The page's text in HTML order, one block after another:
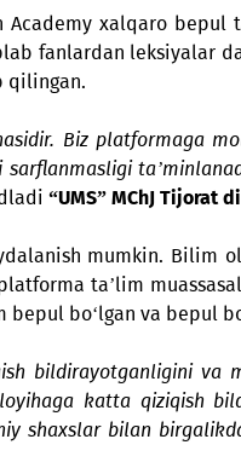
iborat.
oshishirishga
U Khan
ko‘plab
jalb qilingan.
loyihasidir. Biz
trafigi
deya ta’kidladi
foydalanish
platforma
har doim bepul